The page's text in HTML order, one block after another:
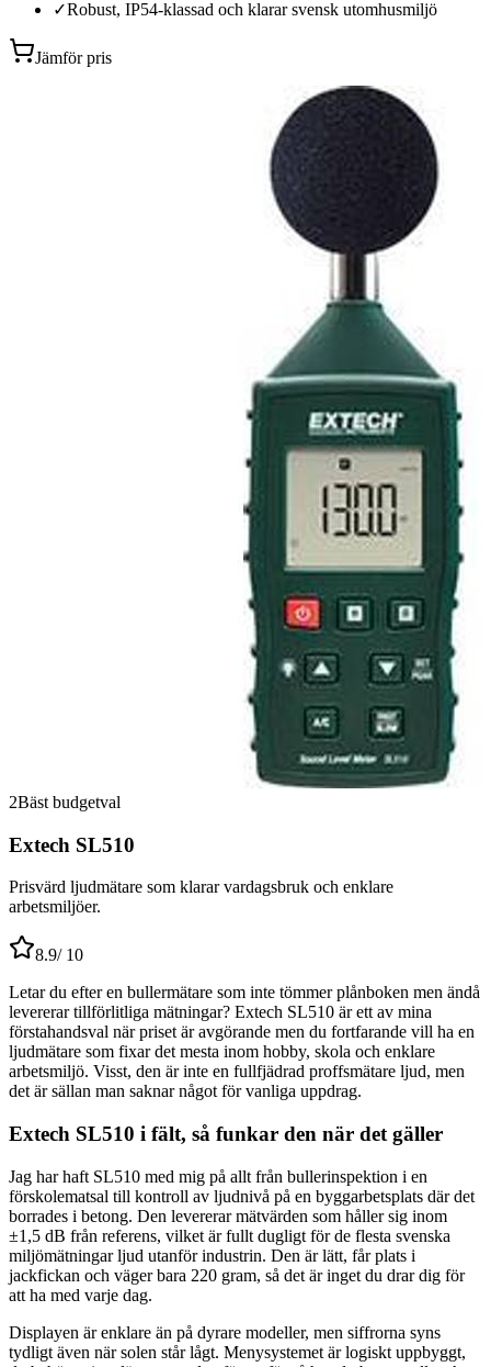
✓Robust, IP54-klassad och klarar svensk utomhusmiljö
Jämför pris
2Bäst budgetval
Extech SL510
Prisvärd ljudmätare som klarar vardagsbruk och enklare
arbetsmiljöer.
8.9/ 10
Letar du efter en bullermätare som inte tömmer plånboken men ändå
levererar tillförlitliga mätningar? Extech SL510 är ett av mina
förstahandsval när priset är avgörande men du fortfarande vill ha en
ljudmätare som fixar det mesta inom hobby, skola och enklare
arbetsmiljö. Visst, den är inte en fullfjädrad proffsmätare ljud, men
det är sällan man saknar något för vanliga uppdrag.
Extech SL510 i fält, så funkar den när det gäller
Jag har haft SL510 med mig på allt från bullerinspektion i en
förskolematsal till kontroll av ljudnivå på en byggarbetsplats där det
borrades i betong. Den levererar mätvärden som håller sig inom
±1,5 dB från referens, vilket är fullt dugligt för de flesta svenska
miljömätningar ljud utanför industrin. Den är lätt, får plats i
jackfickan och väger bara 220 gram, så det är inget du drar dig för
att ha med varje dag.
Displayen är enklare än på dyrare modeller, men siffrorna syns
tydligt även när solen står lågt. Menysystemet är logiskt uppbyggt,